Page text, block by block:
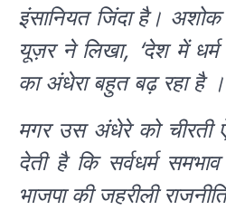
इंसानियत जिंदा है।
यूज़र ने लिखा, ‘देश में
का अंधेरा बहुत बढ़ रहा है ।
मगर उस अंधेरे को चीरती
देती है कि सर्वधर्म
भाजपा की जहरीली